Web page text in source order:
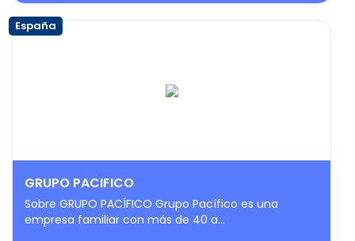
España
GRUPO PACIFICO
Sobre GRUPO PACÍFICO Grupo Pacífico es una
empresa familiar con más de 40 a...